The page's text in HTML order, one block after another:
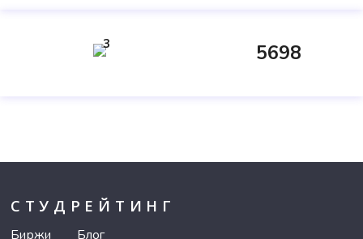
3 5698
СТУДРЕЙТИНГ
Биржи Блог